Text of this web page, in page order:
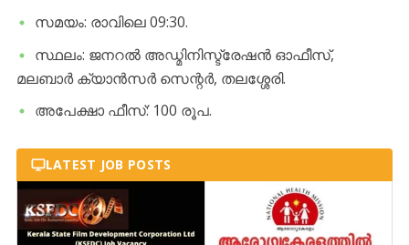
​സമയം: രാവിലെ 09:30.
​സ്ഥലം: ജനറൽ അഡ്മിനിസ്ട്രേഷൻ ഓഫീസ്,
മലബാർ ക്യാൻസർ സെന്റർ, തലശ്ശേരി.
​അപേക്ഷാ ഫീസ്: 100 രൂപ.
LATEST JOB POSTS